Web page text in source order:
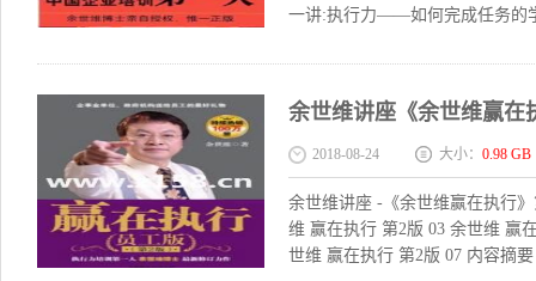
一讲:执行力——如何完成任务的
余世维讲座《余世维赢在
2018-08-24 大小： 0.98 GB
余世维讲座 -《余世维赢在执行
维 赢在执行 第2版 03 余世维 赢
世维 赢在执行 第2版 07 内容摘